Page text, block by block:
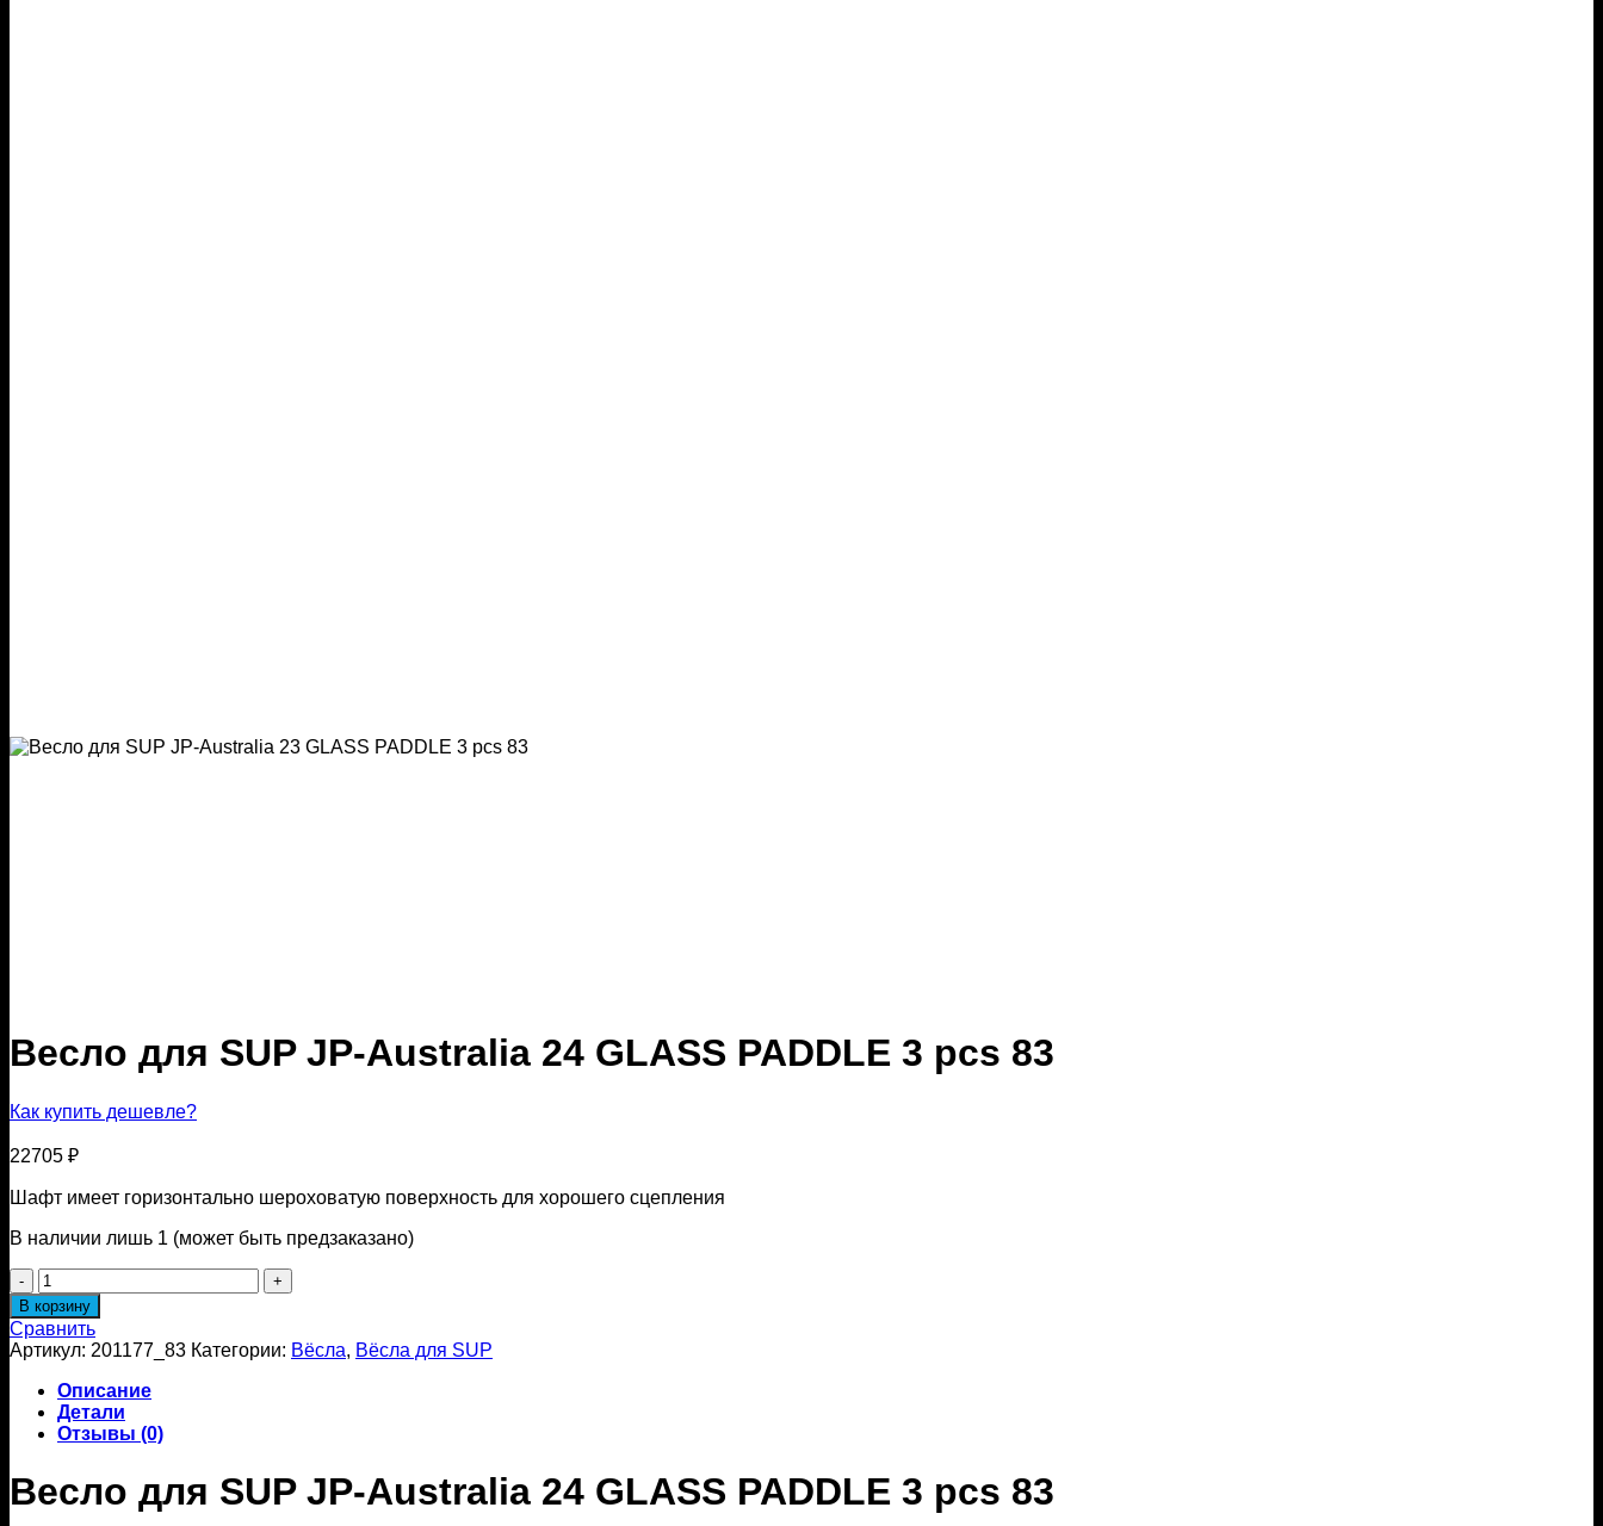
Весло для SUP JP-Australia 24 GLASS PADDLE 3 pcs 83
Как купить дешевле?
22705 ₽
Шафт имеет горизонтально шероховатую поверхность для хорошего сцепления
В наличии лишь 1 (может быть предзаказано)
Количество
товара
Весло
для
SUP
JP-
Australia
24
GLASS
3
В корзину
Сравнить
Артикул: 201177_83 Категории: Вёсла, Вёсла для SUP
Описание
Детали
Отзывы (0)
Весло для SUP JP-Australia 24 GLASS PADDLE 3 pcs 83